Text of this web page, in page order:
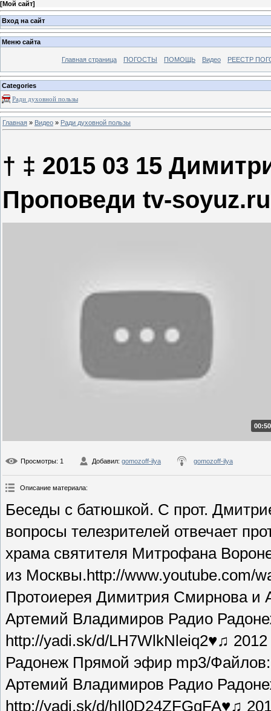
[Мой сайт]
Вход на сайт
Меню сайта
Главная страница ПОГОСТЫ ПОМОЩЬ Видео РЕЕСТР
Categories
Ради духовной пользы
Главная » Видео » Ради духовной пользы
† ‡ 2015 03 15
Проповеди tv-soyuz.ru
Просмотры: 1 Добавил: gomozoff-ilya gomozoff-ilya
Описание материала:
Беседы с батюшкой. С прот.
вопросы телезрителей отвечает
храма святителя Митрофана
из Москвы.http://www.youtube.com/
Протоиерея Димитрия Смирнова и
Артемий Владимиров Радио
http://yadi.sk/d/LH7WlkNleiq2♥♫
Радонеж Прямой эфир mp3/
Артемий Владимиров Радио
http://yadi.sk/d/hIl0D24ZFGgFA♥♫